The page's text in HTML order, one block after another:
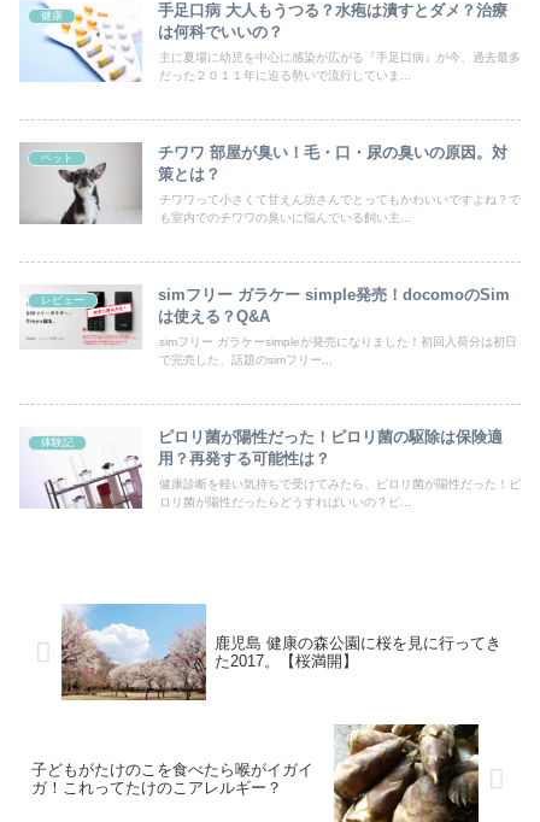
健康
手足口病 大人もうつる？水疱は潰すとダメ？治療
は何科でいいの？
主に夏場に幼児を中心に感染が広がる『手足口病』が今、過去最多
だった２０１１年に迫る勢いで流行していま...
ペット
チワワ 部屋が臭い！毛・口・尿の臭いの原因。対
策とは？
チワワって小さくて甘えん坊さんでとってもかわいいですよね？で
も室内でのチワワの臭いに悩んでいる飼い主...
レビュー
simフリー ガラケー simple発売！docomoのSim
は使える？Q&A
simフリー ガラケーsimpleが発売になりました！初回入荷分は初日
で完売した、話題のsimフリー...
体験記
ピロリ菌が陽性だった！ピロリ菌の駆除は保険適
用？再発する可能性は？
健康診断を軽い気持ちで受けてみたら、ピロリ菌が陽性だった！ピ
ロリ菌が陽性だったらどうすればいいの？ピ...
鹿児島 健康の森公園に桜を見に行ってき
た2017。【桜満開】
子どもがたけのこを食べたら喉がイガイ
ガ！これってたけのこアレルギー？